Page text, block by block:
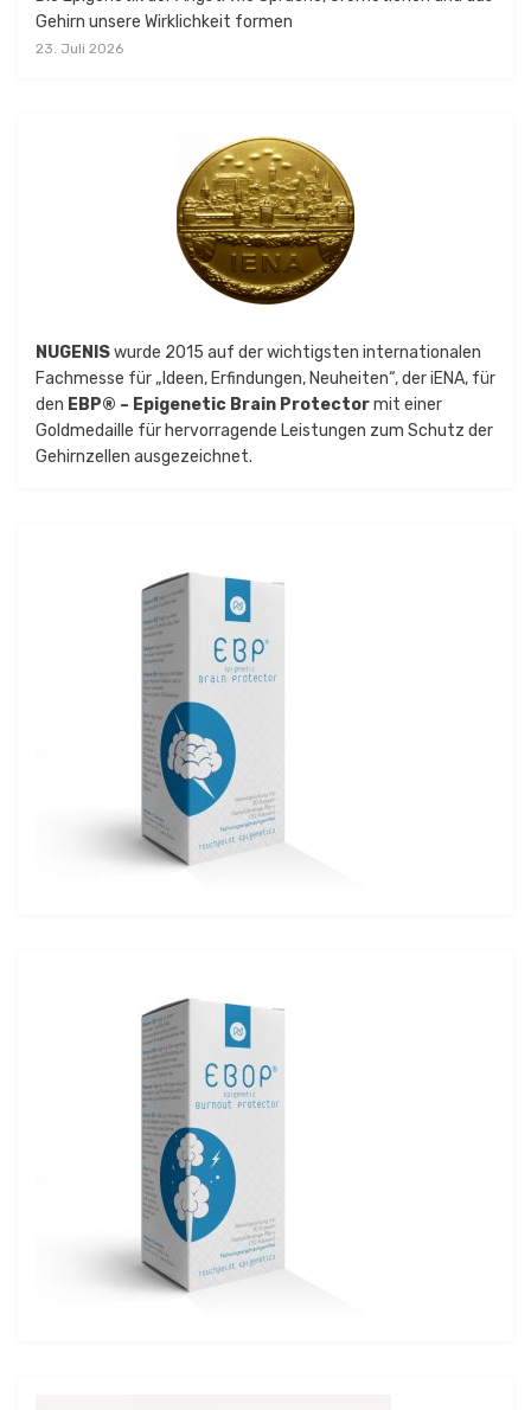
Gehirn unsere Wirklichkeit formen
23. Juli 2026
NUGENISwurde 2015 auf der wichtigsten internationalen
Fachmesse für „Ideen, Erfindungen, Neuheiten“, der iENA, für
den EBP® – Epigenetic Brain Protectormit einer
Goldmedaille für hervorragende Leistungen zum Schutz der
Gehirnzellen ausgezeichnet.